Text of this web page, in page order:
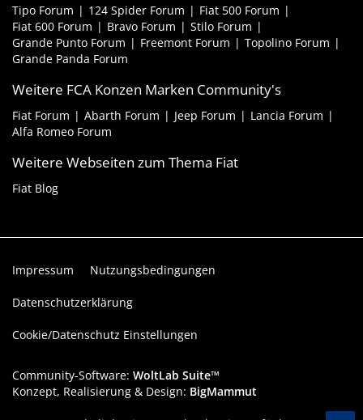
Tipo Forum 124 Spider Forum
Fiat 500 Forum
Fiat 600 Forum
Bravo Forum
Stilo Forum
Grande Punto Forum
Freemont Forum
Topolino Forum
Grande Panda Forum
Weitere FCA Konzen Marken Community's
Fiat Forum Abarth Forum Jeep Forum
Lancia Forum
Alfa Romeo Forum
Weitere Webseiten zum Thema Fiat
Fiat Blog
Impressum Nutzungsbedingungen
Datenschutzerklärung
Cookie/Datenschutz Einstellungen
Community-Software: WoltLab Suite™
Konzept, Realisierung & Design: BigMammut